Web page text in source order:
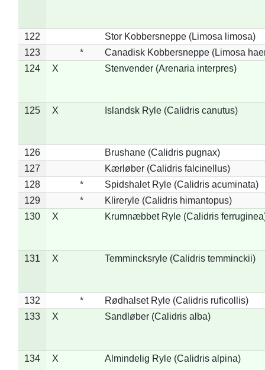
122
Stor Kobbersneppe (Limosa limosa)
123
*
Canadisk Kobbersneppe (Limosa
124
X Stenvender (Arenaria interpres)
125 X Islandsk Ryle (Calidris canutus)
126
Brushane (Calidris pugnax)
127
Kærløber (Calidris falcinellus)
128
*
Spidshalet Ryle (Calidris acuminata)
129
*
Klireryle (Calidris himantopus)
130
X Krumnæbbet Ryle (Calidris
131 X Temmincksryle (Calidris temminckii)
132 *
Rødhalset Ryle (Calidris ruficollis)
133
X Sandløber (Calidris alba)
134 X Almindelig Ryle (Calidris alpina)